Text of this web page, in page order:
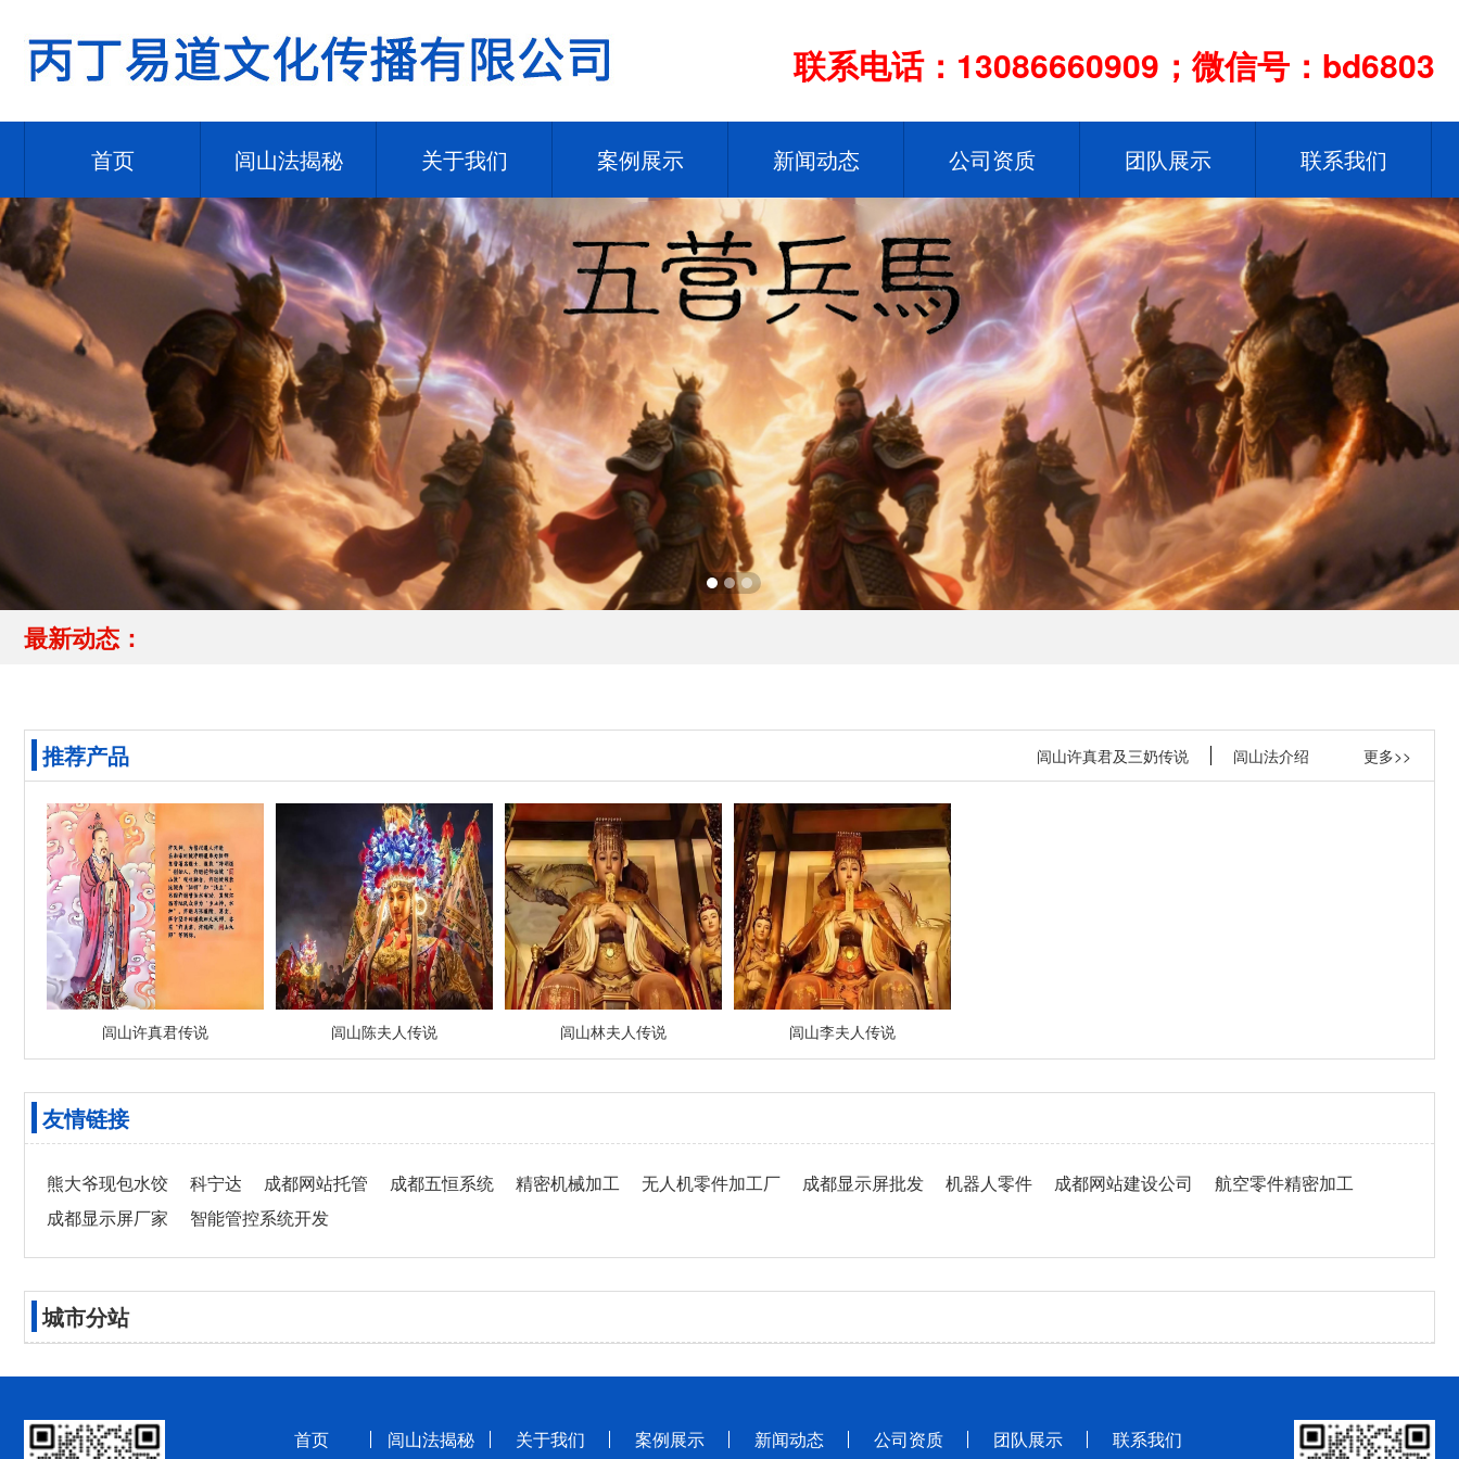
联系电话：13086660909；微信号：bd6803
首页 闾山法揭秘 关于我们 案例展示 新闻动态 公司资质 团队展示 联系我们
最新动态：
推荐产品 更多>>
闾山许真君及三奶传说 闾山法介绍
闾山许真君传说 闾山陈夫人传说 闾山林夫人传说 闾山李夫人传说
友情链接
熊大爷现包水饺 科宁达 成都网站托管 成都五恒系统 精密机械加工 无人机零件加工厂 成都显示屏批发 机器人零件 成都网站建设公司
航空零件精密加工
成都显示屏厂家
智能管控系统开发
城市分站
首页 闾山法揭秘 关于我们 案例展示 新闻动态 公司资质 团队展示 联系我们